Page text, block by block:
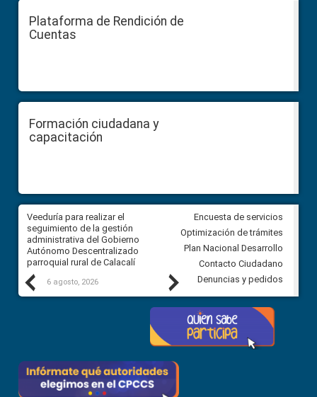
Plataforma de Rendición de
Cuentas
Formación ciudadana y
capacitación
Previous
Veeduría para realizar el
seguimiento de la gestión
administrativa del Gobierno
Autónomo Descentralizado
parroquial rural de Calacalí
6 agosto, 2026
Veeduría para vigilar los
derivados de la Audiencia
comunidad Urbina, parroquia
Carolina
5 agosto, 2026
Next
Encuesta de servicios
Optimización de trámites
Plan Nacional Desarrollo
Contacto Ciudadano
Denuncias y pedidos